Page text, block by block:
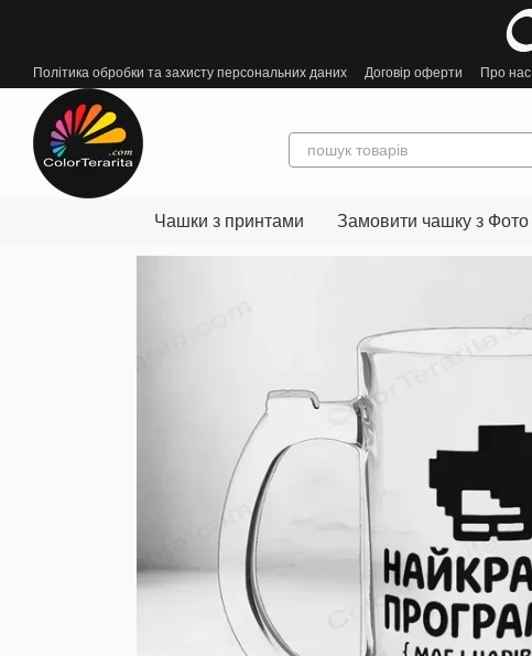
Політика обробки та захисту персональних даних Договір оферти Про нас
Чашки з принтами Замовити чашку з Фото